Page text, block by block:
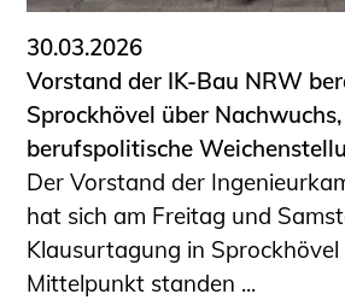
30.03.2026
Vorstand der IK-Bau NRW
Sprockhövel über
berufspolitische
Der Vorstand der
hat sich am Freitag und
Klausurtagung in
Mittelpunkt standen ...